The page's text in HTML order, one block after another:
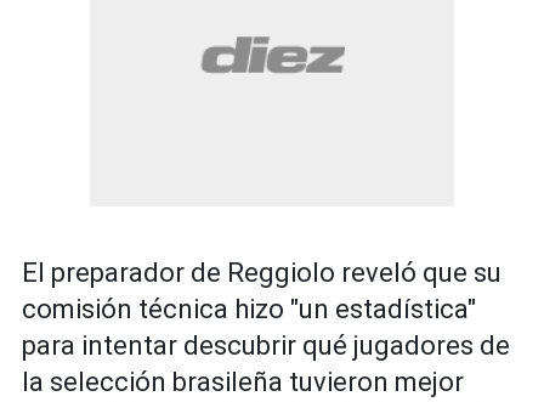
El preparador de Reggiolo reveló que su
comisión técnica hizo "un estadística"
para intentar descubrir qué jugadores de
la selección brasileña tuvieron mejor